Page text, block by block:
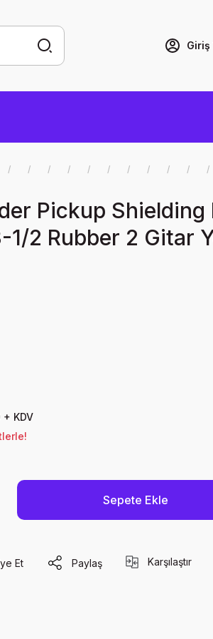
Giriş
Pickup
2 Rubber 2 Gitar
+ KDV
Sepete Ekle
Et Paylaş Karşılaştır